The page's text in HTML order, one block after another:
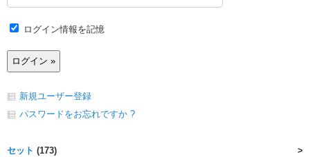
ログイン情報を記憶
新規ユーザー登録
パスワードをお忘れですか ?
セット (173)